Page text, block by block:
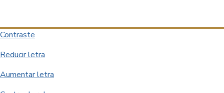
Contraste
Reducir letra
Aumentar letra